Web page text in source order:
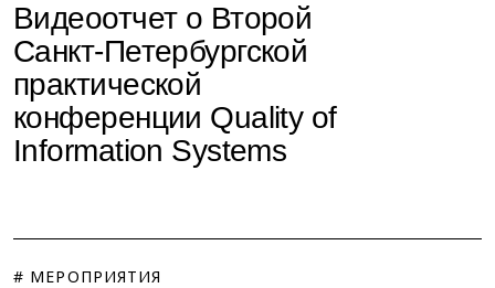
Видеоотчет о Второй
Санкт-Петербургской
практической
конференции Quality of
Information Systems
# МЕРОПРИЯТИЯ